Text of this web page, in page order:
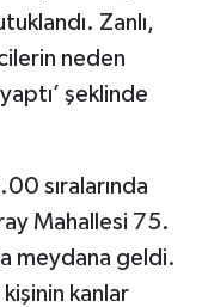
Zanlı,
neden
şeklinde
sıralarında
Mahallesi 75.
meydana geldi.
kanlar